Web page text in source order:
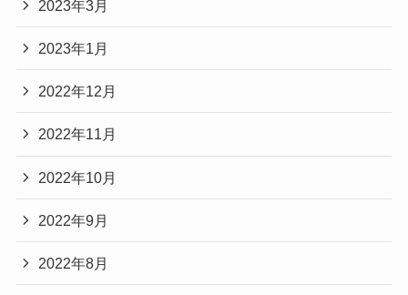
2023年3月
2023年1月
2022年12月
2022年11月
2022年10月
2022年9月
2022年8月